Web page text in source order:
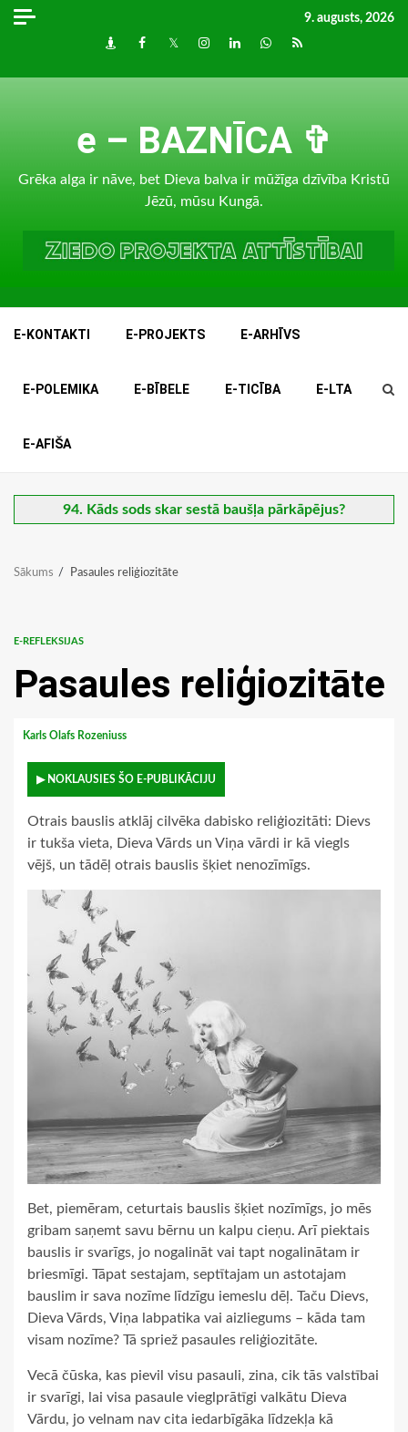
Skip
9. augusts, 2026
DraugiemFacebook
TwitterInstagram
LinkedInwhatsapp
RSS
e – BAZNĪCA ✞
Grēka alga ir nāve, bet Dieva balva ir mūžīga dzīvība Kristū
Jēzū, mūsu Kungā.
E-KONTAKTI E-PROJEKTS E-ARHĪVS
E-POLEMIKA E-BĪBELE E-TICĪBA E-LTA
E-AFIŠA
94. Kāds sods skar sestā baušļa pārkāpējus?
Sākums Pasaules reliģiozitāte
E-REFLEKSIJAS
Pasaules reliģiozitāte
Karls Olafs Rozeniuss
▶ NOKLAUSIES ŠO E-PUBLIKĀCIJU
Otrais bauslis atklāj cilvēka dabisko reliģiozitāti: Dievs
ir tukša vieta, Dieva Vārds un Viņa vārdi ir kā viegls
vējš, un tādēļ otrais bauslis šķiet nenozīmīgs.
Bet, piemēram, ceturtais bauslis šķiet nozīmīgs, jo mēs
gribam saņemt savu bērnu un kalpu cieņu. Arī piektais
bauslis ir svarīgs, jo nogalināt vai tapt nogalinātam ir
briesmīgi. Tāpat sestajam, septītajam un astotajam
bauslim ir sava nozīme līdzīgu iemeslu dēļ. Taču Dievs,
Dieva Vārds, Viņa labpatika vai aizliegums – kāda tam
visam nozīme? Tā spriež pasaules reliģiozitāte.
Vecā čūska, kas pievil visu pasauli, zina, cik tās valstībai
ir svarīgi, lai visa pasaule vieglprātīgi valkātu Dieva
Vārdu, jo velnam nav cita iedarbīgāka līdzekļa kā